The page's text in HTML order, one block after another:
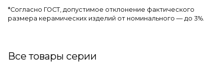
*Cогласно ГОСТ, допустимое отклонение фактического
размера керамических изделий от номинального — до 3%.
Все товары серии